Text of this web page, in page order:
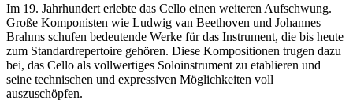
Im 19. Jahrhundert erlebte das Cello einen weiteren Aufschwung.
Große Komponisten wie Ludwig van Beethoven und Johannes
Brahms schufen bedeutende Werke für das Instrument, die bis heute
zum Standardrepertoire gehören. Diese Kompositionen trugen dazu
bei, das Cello als vollwertiges Soloinstrument zu etablieren und
seine technischen und expressiven Möglichkeiten voll
auszuschöpfen.